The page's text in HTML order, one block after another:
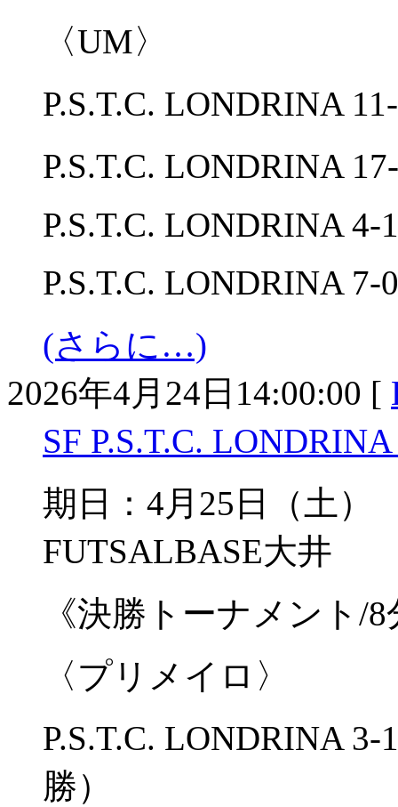
〈UM〉
P.S.T.C. LONDRINA
P.S.T.C. LONDRINA
P.S.T.C. LONDRINA 4-
P.S.T.C. LONDRINA
(さらに…)
2026年4月24日14:00:00 [
SF P.S.T.C.
期日：4月25日（土
FUTSALBASE大井
《決勝トーナメント/
〈プリメイロ〉
P.S.T.C. LONDRINA
勝）